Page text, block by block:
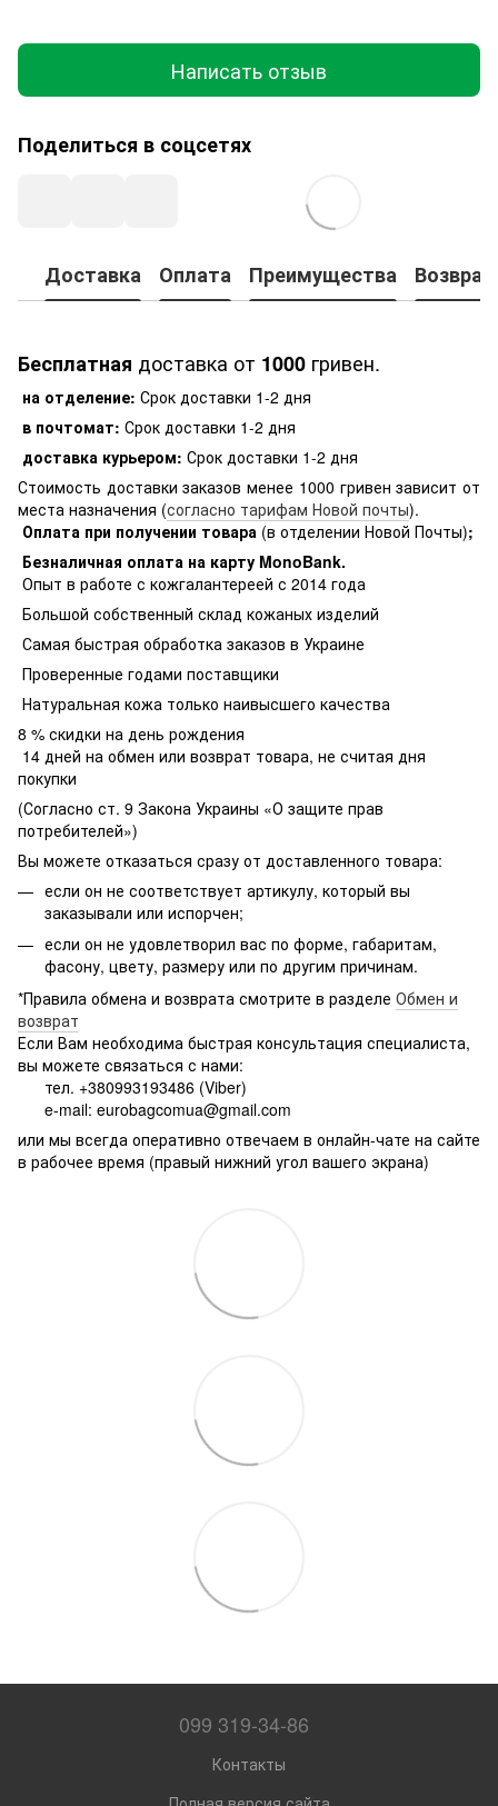
Написать отзыв
Поделиться в соцсетях
Доставка Оплата Преимущества Возврат
Бесплатная доставка от 1000 гривен.
на отделение: Срок доставки 1-2 дня
в почтомат: Срок доставки 1-2 дня
доставка курьером: Срок доставки 1-2 дня
Стоимость доставки заказов менее 1000 гривен зависит от
места назначения (согласно тарифам Новой почты).
Оплата при получении товара (в отделении Новой Почты);
Безналичная оплата на карту MonoBank.
Опыт в работе с кожгалантереей с 2014 года
Большой собственный склад кожаных изделий
Самая быстрая обработка заказов в Украине
Проверенные годами поставщики
Натуральная кожа только наивысшего качества
8 % скидки на день рождения
14 дней на обмен или возврат товара, не считая дня
покупки
(Согласно ст. 9 Закона Украины «О защите прав
потребителей»)
Вы можете отказаться сразу от доставленного товара:
если он не соответствует артикулу, который вы
заказывали или испорчен;
если он не удовлетворил вас по форме, габаритам,
фасону, цвету, размеру или по другим причинам.
*Правила обмена и возврата смотрите в разделе Обмен и
возврат
Если Вам необходима быстрая консультация специалиста,
вы можете связаться с нами:
тел. +380993193486 (Viber)
e-mail: eurobagcomua@gmail.com
или мы всегда оперативно отвечаем в онлайн-чате на сайте
в рабочее время (правый нижний угол вашего экрана)
099 319-34-86
Контакты